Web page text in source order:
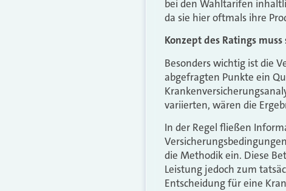
bei den Wahltarifen
da sie hier oftmals ihre
Konzept des Ratings
Besonders wichtig ist die
abgefragten Punkte ein
variierten, wären die
In der Regel fließen
die Methodik ein. Diese
Leistung jedoch zum
Entscheidung für eine